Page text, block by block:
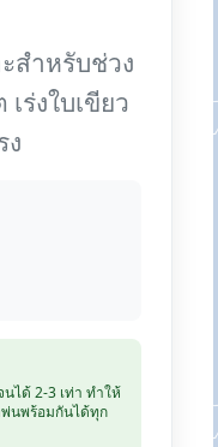
สำหรับช่วง
ร่งใบเขียว
ง
ได้ 2-3 เท่า ทำให้
พ่นพร้อมกันได้ทุก